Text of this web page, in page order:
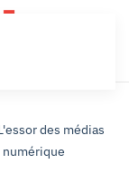
des médias